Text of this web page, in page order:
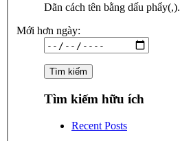
Dãn cách tên bằng dấu phẩy(,).
Mới hơn ngày:
Tìm kiếm hữu ích
Recent Posts